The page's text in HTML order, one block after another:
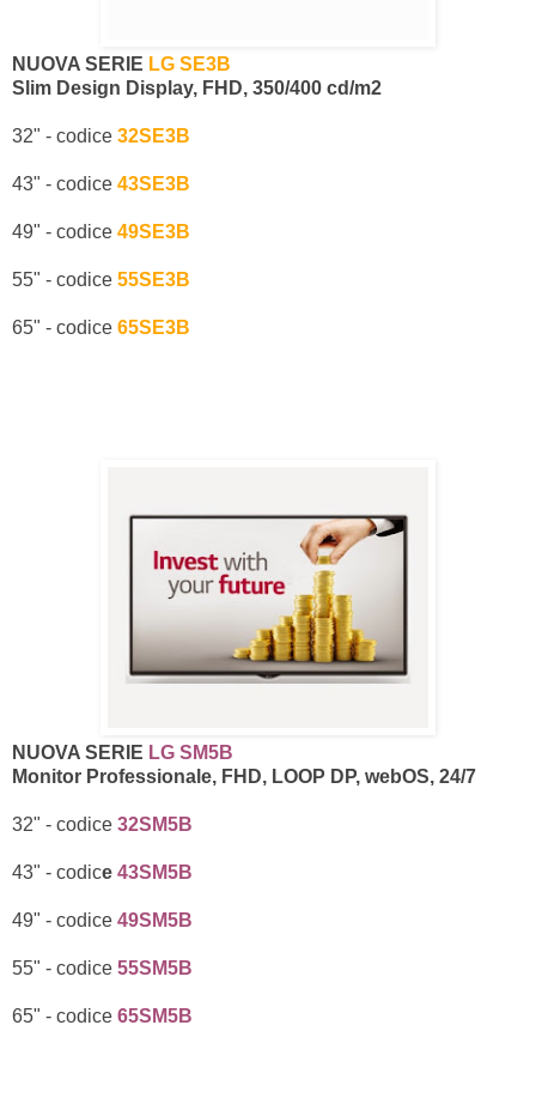
NUOVA SERIE LG SE3B
Slim Design Display, FHD, 350/400 cd/m2
32" - codice 32SE3B
43" - codice 43SE3B
49" - codice 49SE3B
55" - codice 55SE3B
65" - codice 65SE3B
NUOVA SERIE LG SM5B
Monitor Professionale, FHD, LOOP DP, webOS, 24/7
32" - codice 32SM5B
43" - codice 43SM5B
49" - codice 49SM5B
55" - codice 55SM5B
65" - codice 65SM5B